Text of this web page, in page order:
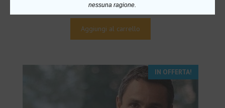
241.00
Il
prezzo
originale
€25.00
prezzo
attuale
Aggiungi al carrello
IN OFFERTA!
nessuna ragione.